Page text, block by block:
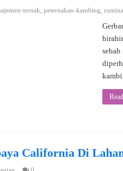
ternak peternakan-kambing
California Di